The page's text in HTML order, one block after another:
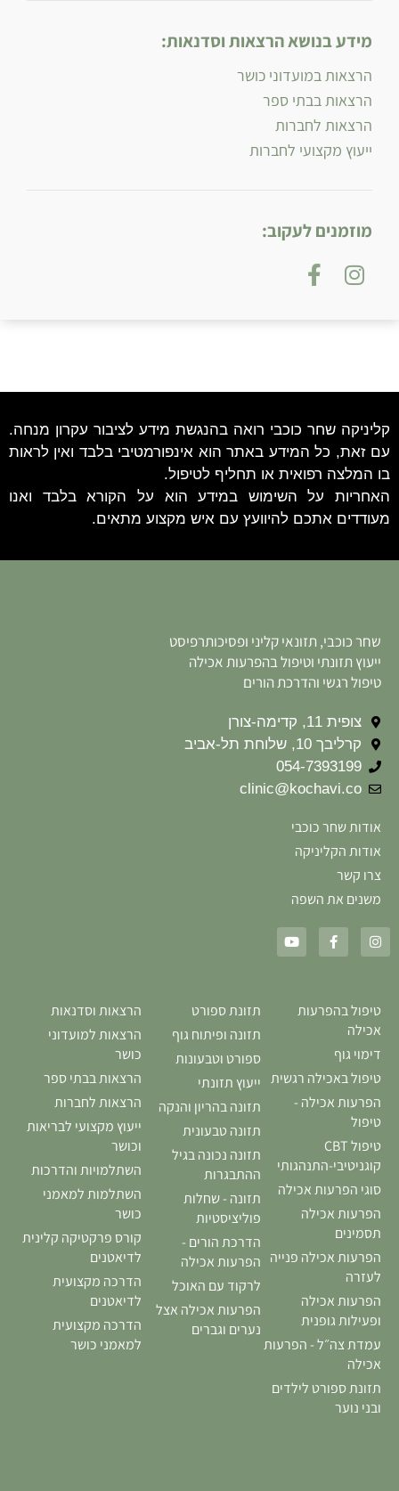
מידע בנושא הרצאות וסדנאות:
הרצאות במועדוני כושר
הרצאות בבתי ספר
הרצאות לחברות
ייעוץ מקצועי לחברות
מוזמנים לעקוב:
קליניקה שחר כוכבי רואה בהנגשת מידע לציבור עקרון מנחה.
עם זאת, כל המידע באתר הוא אינפורמטיבי בלבד ואין לראות
בו המלצה רפואית או תחליף לטיפול.
האחריות על השימוש במידע הוא על הקורא בלבד ואנו
מעודדים אתכם להיוועץ עם איש מקצוע מתאים.
שחר כוכבי, תזונאי קליני ופסיכותרפיסט
ייעוץ תזונתי וטיפול בהפרעות אכילה
טיפול רגשי והדרכת הורים
צופית 11, קדימה-צורן
קרליבך 10, שלוחת תל-אביב
054-7393199
clinic@kochavi.co
אודות שחר כוכבי
אודות הקליניקה
צרו קשר
משנים את השפה
טיפול בהפרעות
אכילה
דימוי גוף
טיפול באכילה רגשית
הפרעות אכילה -
טיפול
טיפול CBT
קוגניטיבי-התנהגותי
סוגי הפרעות אכילה
הפרעות אכילה
תסמינים
הפרעות אכילה פנייה
לעזרה
הפרעות אכילה
ופעילות גופנית
עמדת צה״ל - הפרעות
אכילה
תזונת ספורט לילדים
ובני נוער
תזונת ספורט
תזונה ופיתוח גוף
ספורט וטבעונות
ייעוץ תזונתי
תזונה בהריון והנקה
תזונה טבעונית
תזונה נכונה בגיל
ההתבגרות
תזונה - שחלות
פוליציסטיות
הדרכת הורים -
הפרעות אכילה
לרקוד עם האוכל
הפרעות אכילה אצל
נערים וגברים
הרצאות וסדנאות
הרצאות למועדוני
כושר
הרצאות בבתי ספר
הרצאות לחברות
ייעוץ מקצועי לבריאות
וכושר
השתלמויות והדרכות
השתלמות למאמני
כושר
קורס פרקטיקה קלינית
לדיאטנים
הדרכה מקצועית
לדיאטנים
הדרכה מקצועית
למאמני כושר